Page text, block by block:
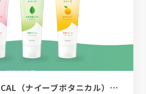
naive BOTANICAL（ナイーブボタニカル）｜クラシエ